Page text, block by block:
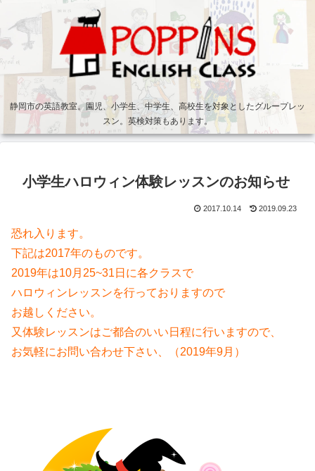
静岡市の英語教室。園児、小学生、中学生、高校生を対象としたグループレッ
スン。英検対策もあります。
小学生ハロウィン体験レッスンのお知らせ
2017.10.14 2019.09.23
恐れ入ります。
下記は2017年のものです。
2019年は10月25~31日に各クラスで
ハロウィンレッスンを行っておりますので
お越しください。
又体験レッスンはご都合のいい日程に行いますので、
お気軽にお問い合わせ下さい、（2019年9月）